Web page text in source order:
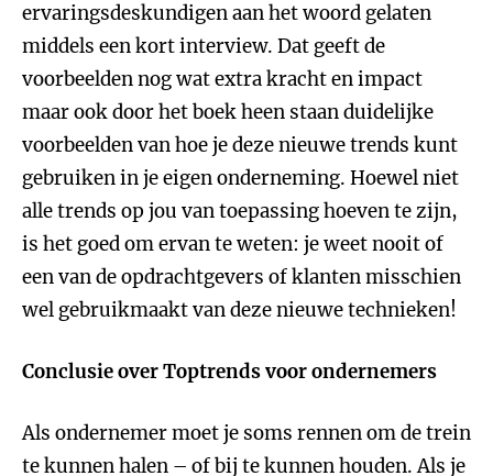
ervaringsdeskundigen aan het woord gelaten
middels een kort interview. Dat geeft de
voorbeelden nog wat extra kracht en impact
maar ook door het boek heen staan duidelijke
voorbeelden van hoe je deze nieuwe trends kunt
gebruiken in je eigen onderneming. Hoewel niet
alle trends op jou van toepassing hoeven te zijn,
is het goed om ervan te weten: je weet nooit of
een van de opdrachtgevers of klanten misschien
wel gebruikmaakt van deze nieuwe technieken!
Conclusie over Toptrends voor ondernemers
Als ondernemer moet je soms rennen om de trein
te kunnen halen – of bij te kunnen houden. Als je